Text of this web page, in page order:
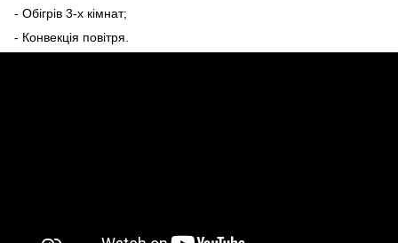
- Обігрів 3-х кімнат;
- Конвекція повітря.